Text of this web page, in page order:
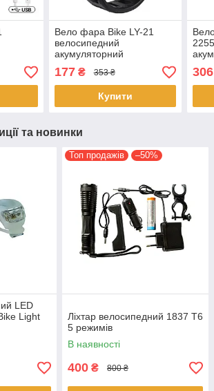
із
Вело фара Bike LY-21
велосипедний
акумуляторний
водонепроникний ліхтар із
кріпленням USB
177₴ 353 ₴
Купити
306
та новинки
LED
Light
Топ продажів –50%
Ліхтар велосипедний 1837 T6
5 режимів
В наявності
400 ₴ 800 ₴